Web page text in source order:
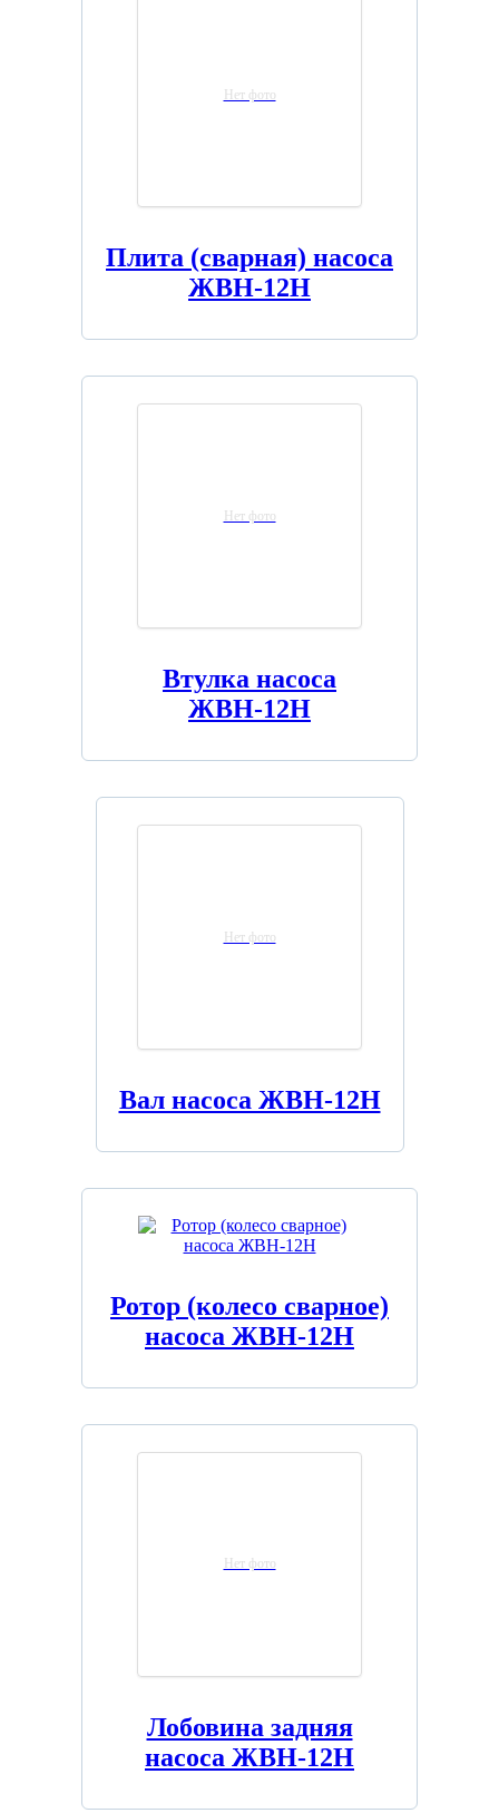
Нет фото
Плита (сварная) насоса
ЖВН-12Н
Нет фото
Втулка насоса
ЖВН-12Н
Нет фото
Вал насоса ЖВН-12Н
Ротор (колесо сварное)
насоса ЖВН-12Н
Нет фото
Лобовина задняя
насоса ЖВН-12Н